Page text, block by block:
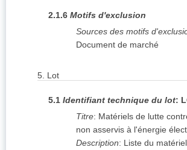
2.1.6 Motifs d'exclusion
Sources des motifs
Document de marché
5. Lot
5.1 Identifiant technique du lot:
Titre: Matériels de lutte
non asservis à l'énergie
Description: Liste du